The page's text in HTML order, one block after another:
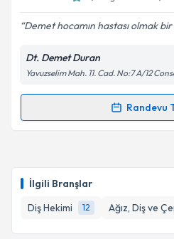
İlgili Branşlar
Diş Hekimi
12 Ağız, Diş ve
Kişisel verilerimin
Metni'ni okudum ve
kapsamda işlenmesini
Demet hocamın hastası olmak bir
Dt. Demet Duran
Yavuzselim Mah. 11. Cad. No:7 A/12
Randevu
Randevu Takvimi
takvim hazırlandığında e-
E-posta Adresiniz